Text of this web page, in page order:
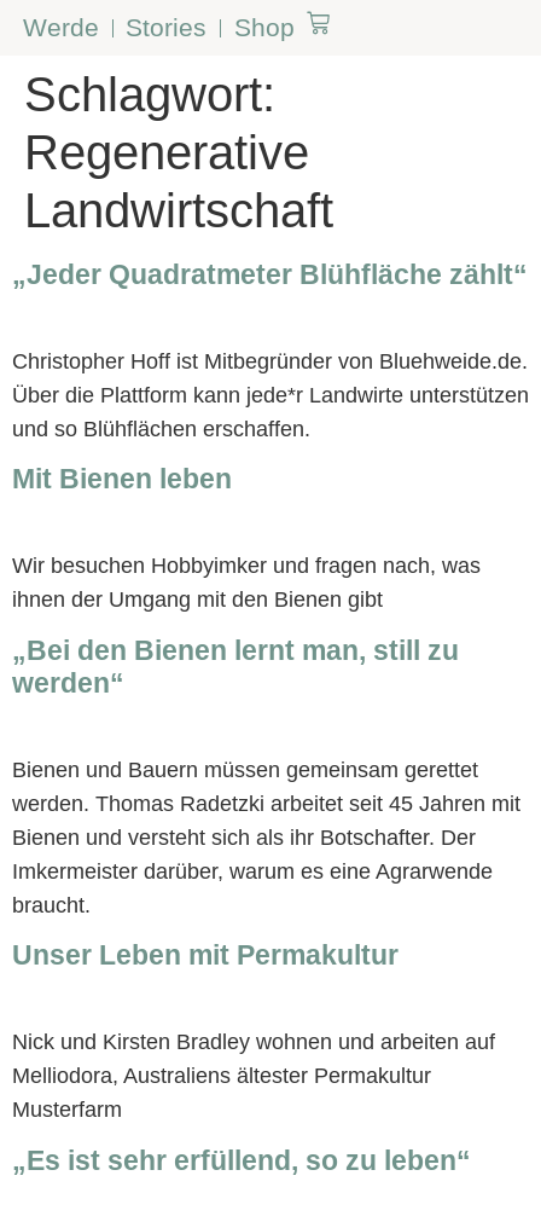
Werde Stories Shop
Schlagwort:
Regenerative
Landwirtschaft
„Jeder Quadratmeter Blühfläche zählt“
Christopher Hoff ist Mitbegründer von Bluehweide.de.
Über die Plattform kann jede*r Landwirte unterstützen
und so Blühflächen erschaffen.
Mit Bienen leben
Wir besuchen Hobbyimker und fragen nach, was
ihnen der Umgang mit den Bienen gibt
„Bei den Bienen lernt man, still zu
werden“
Bienen und Bauern müssen gemeinsam gerettet
werden. Thomas Radetzki arbeitet seit 45 Jahren mit
Bienen und versteht sich als ihr Botschafter. Der
Imkermeister darüber, warum es eine Agrarwende
braucht.
Unser Leben mit Permakultur
Nick und Kirsten Bradley wohnen und arbeiten auf
Melliodora, Australiens ältester Permakultur
Musterfarm
„Es ist sehr erfüllend, so zu leben“